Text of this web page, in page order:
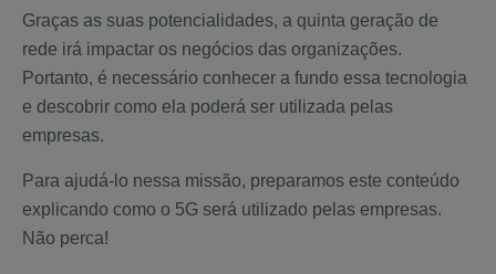
Graças as suas potencialidades, a quinta geração de
rede irá impactar os negócios das organizações.
Portanto, é necessário conhecer a fundo essa tecnologia
e descobrir como ela poderá ser utilizada pelas
empresas.
Para ajudá-lo nessa missão, preparamos este conteúdo
explicando como o 5G será utilizado pelas empresas.
Não perca!